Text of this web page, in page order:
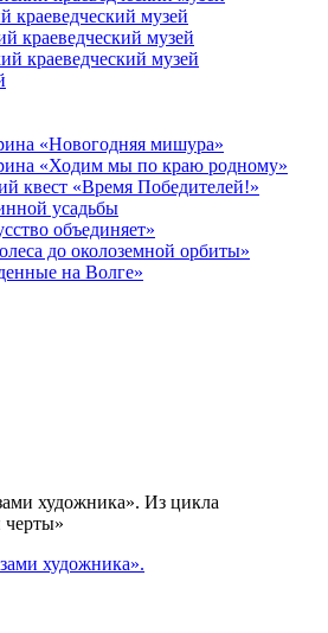
краеведческий музей
краеведческий музей
краеведческий музей
«Новогодняя мишура»
«Ходим мы по краю родному»
квест «Время Победителей!»
усадьбы
объединяет»
до околоземной орбиты»
на Волге»
художника». Из цикла
черты»
художника».